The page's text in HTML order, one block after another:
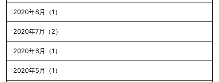
2020年8月（1）
2020年7月（2）
2020年6月（1）
2020年5月（1）